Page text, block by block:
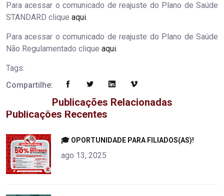
Para acessar o comunicado de reajuste do Plano de Saúde
STANDARD clique aqui.
Para acessar o comunicado de reajuste do Plano de Saúde
Não Regulamentado clique aqui.
Tags:
Compartilhe:
Publicações Relacionadas
Publicações Recentes
alt="product">
🎓 OPORTUNIDADE PARA FILIADOS(AS)!
ago 13, 2025